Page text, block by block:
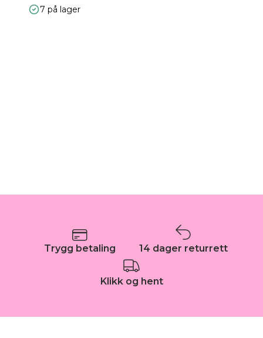
7 på lager
Trygg betaling 14 dager returrett
Klikk og hent